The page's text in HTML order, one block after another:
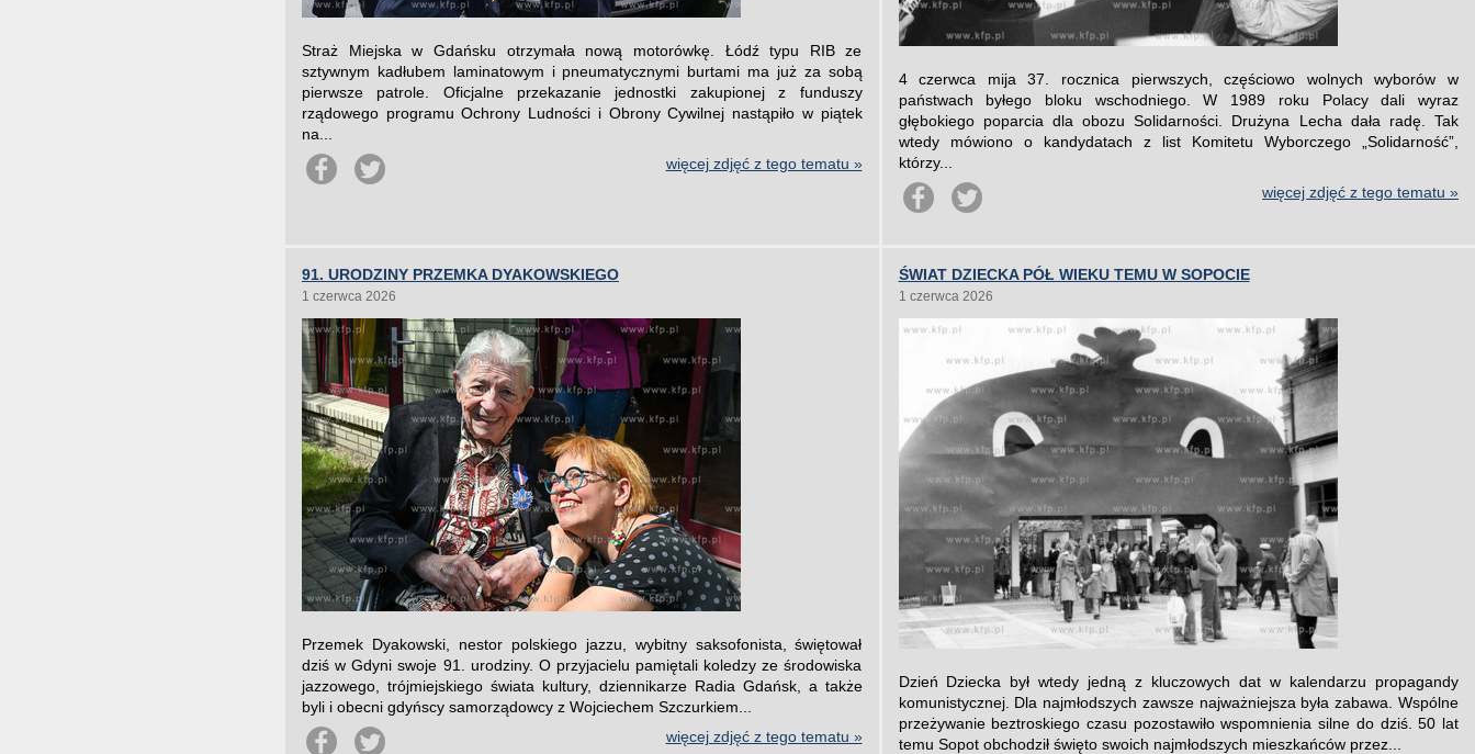
Straż Miejska w Gdańsku otrzymała nową motorówkę. Łódź typu RIB ze
sztywnym kadłubem laminatowym i pneumatycznymi burtami ma już za sobą
pierwsze patrole. Oficjalne przekazanie jednostki zakupionej z funduszy
rządowego programu Ochrony Ludności i Obrony Cywilnej nastąpiło w piątek
na...
więcej zdjęć z tego tematu »
4 czerwca mija 37. rocznica pierwszych, częściowo wolnych wyborów w
państwach byłego bloku wschodniego. W 1989 roku Polacy dali wyraz
głębokiego poparcia dla obozu Solidarności. Drużyna Lecha dała radę. Tak
wtedy mówiono o kandydatach z list Komitetu Wyborczego „Solidarność”,
którzy...
więcej zdjęć z tego tematu »
91. URODZINY PRZEMKA DYAKOWSKIEGO
1 czerwca 2026
Przemek Dyakowski, nestor polskiego jazzu, wybitny saksofonista, świętował
dziś w Gdyni swoje 91. urodziny. O przyjacielu pamiętali koledzy ze środowiska
jazzowego, trójmiejskiego świata kultury, dziennikarze Radia Gdańsk, a także
byli i obecni gdyńscy samorządowcy z Wojciechem Szczurkiem...
więcej zdjęć z tego tematu »
ŚWIAT DZIECKA PÓŁ WIEKU TEMU W SOPOCIE
1 czerwca 2026
Dzień Dziecka był wtedy jedną z kluczowych dat w kalendarzu propagandy
komunistycznej. Dla najmłodszych zawsze najważniejsza była zabawa. Wspólne
przeżywanie beztroskiego czasu pozostawiło wspomnienia silne do dziś. 50 lat
temu Sopot obchodził święto swoich najmłodszych mieszkańców przez...